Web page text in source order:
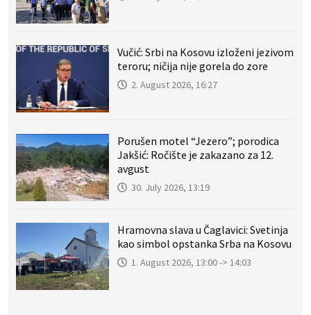
Vučić: Srbi na Kosovu izloženi jezivom
teroru; ničija nije gorela do zore
2. August 2026, 16:27
Porušen motel “Jezero”; porodica
Jakšić: Ročište je zakazano za 12.
avgust
30. July 2026, 13:19
Hramovna slava u Čaglavici: Svetinja
kao simbol opstanka Srba na Kosovu
1. August 2026, 13:00 -> 14:03